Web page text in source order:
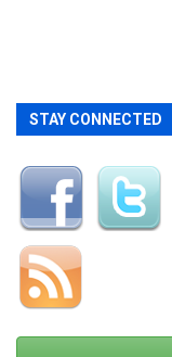
STAY CONNECTED